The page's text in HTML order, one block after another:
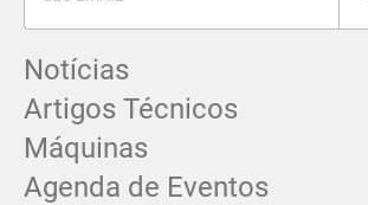
Notícias
Artigos Técnicos
Máquinas
Agenda de Eventos